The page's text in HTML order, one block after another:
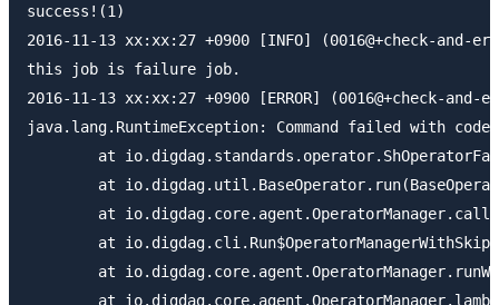
success!(1)
2016-11-13 xx:xx:27 +0900 [INFO] (0016@+check-
this job is failure job.
2016-11-13 xx:xx:27 +0900 [ERROR] (0016@+check-
java.lang.RuntimeException: Command failed with code